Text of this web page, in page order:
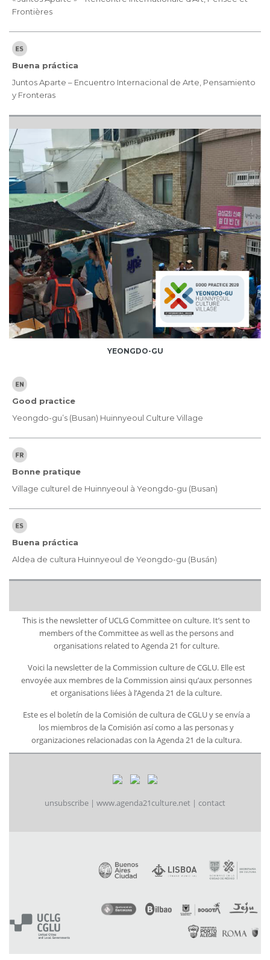
Frontières
Buena práctica
Juntos Aparte – Encuentro Internacional de Arte, Pensamiento
y Fronteras
YEONGDO-GU
Good practice
Yeongdo-gu’s (Busan) Huinnyeoul Culture Village
Bonne pratique
Village culturel de Huinnyeoul à Yeongdo-gu (Busan)
Buena práctica
Aldea de cultura Huinnyeoul de Yeongdo-gu (Busán)
This is the newsletter of UCLG Committee on culture. It’s sent to
members of the Committee as well as the persons and
organisations related to Agenda 21 for culture.
Voici la newsletter de la Commission culture de CGLU. Elle est
envoyée aux membres de la Commission ainsi qu’aux personnes
et organisations liées à l’Agenda 21 de la culture.
Este es el boletín de la Comisión de cultura de CGLU y se envía a
los miembros de la Comisión así como a las personas y
organizaciones relacionadas con la Agenda 21 de la cultura.
unsubscribe | www.agenda21culture.net | contact